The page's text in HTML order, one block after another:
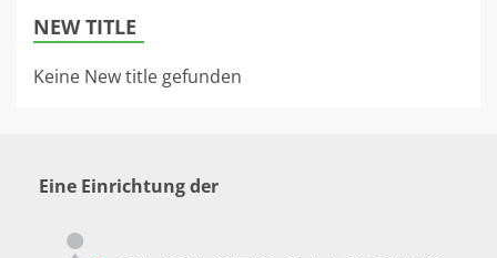
NEW TITLE
Keine New title gefunden
Eine Einrichtung der